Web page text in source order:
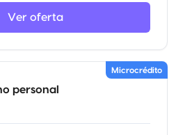
Ver oferta
Microcrédito
personal